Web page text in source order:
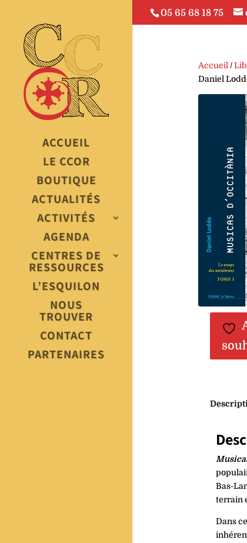
05 65 68 18 75
ACCUEIL
LE CCOR
BOUTIQUE
ACTUALITÉS
ACTIVITÉS
AGENDA
CENTRES DE
RESSOURCES
L’ESQUILON
NOUS
TROUVER
CONTACT
PARTENAIRES
Accueil /
Daniel
Bas-
terrain
Dans